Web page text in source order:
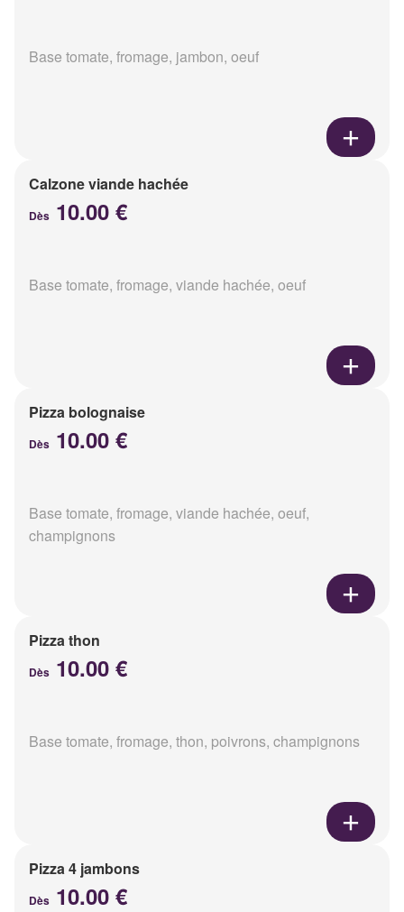
Base tomate, fromage, jambon, oeuf
Calzone viande hachée
Dès 10.00 €
Base tomate, fromage, viande hachée, oeuf
Pizza bolognaise
Dès 10.00 €
Base tomate, fromage, viande hachée, oeuf,
champignons
Pizza thon
Dès 10.00 €
Base tomate, fromage, thon, poivrons, champignons
Pizza 4 jambons
Dès 10.00 €